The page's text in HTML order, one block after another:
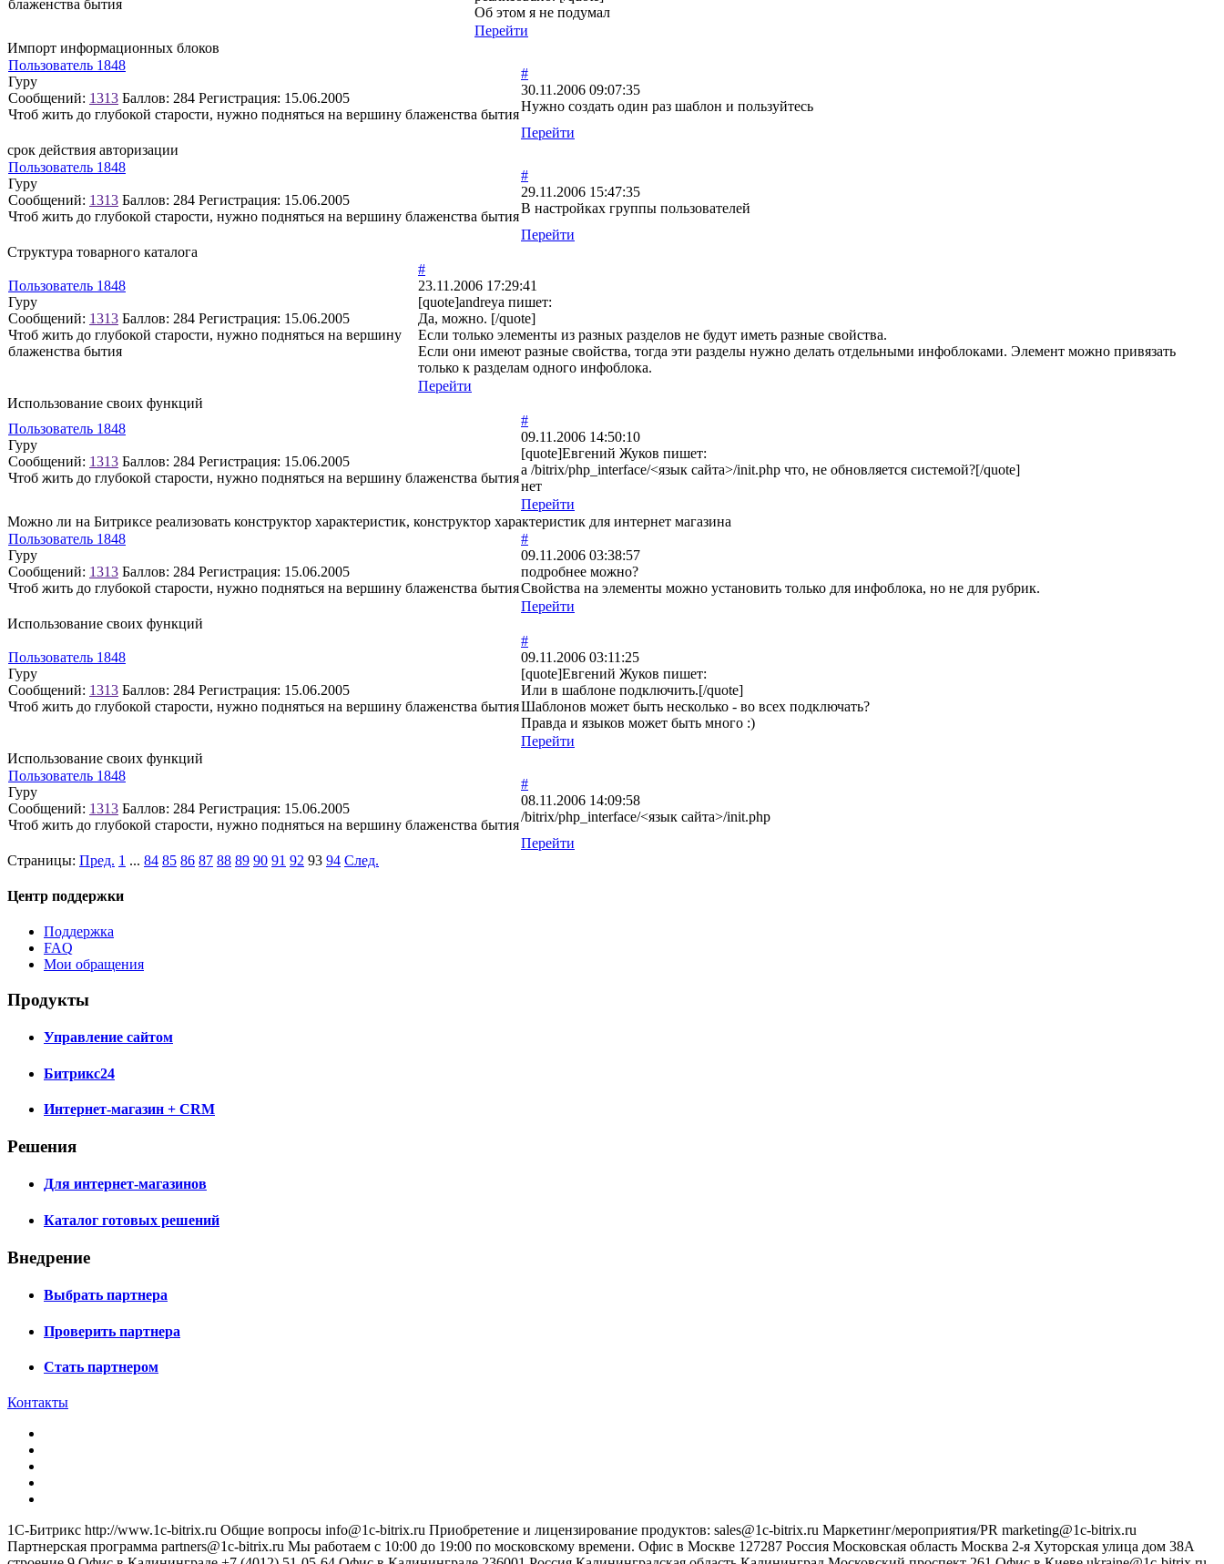
блаженства бытия
Об этом я не подумал
Перейти
Импорт информационных блоков
Пользователь 1848
Гуру
Сообщений: 1313 Баллов: 284 Регистрация: 15.06.2005
Чтоб жить до глубокой старости, нужно подняться на вершину блаженства бытия
#
30.11.2006 09:07:35
Нужно создать один раз шаблон и пользуйтесь
Перейти
срок действия авторизации
Пользователь 1848
Гуру
Сообщений: 1313 Баллов: 284 Регистрация: 15.06.2005
Чтоб жить до глубокой старости, нужно подняться на вершину блаженства бытия
#
29.11.2006 15:47:35
В настройках группы пользователей
Перейти
Структура товарного каталога
Пользователь 1848
Гуру
Сообщений: 1313 Баллов: 284 Регистрация: 15.06.2005
Чтоб жить до глубокой старости, нужно подняться на вершину
блаженства бытия
#
23.11.2006 17:29:41
[quote]andreya пишет:
Да, можно. [/quote]
Если только элементы из разных разделов не будут иметь разные свойства.
Если они имеют разные свойства, тогда эти разделы нужно делать отдельными инфоблоками. Элемент можно привязать
только к разделам одного инфоблока.
Перейти
Использование своих функций
Пользователь 1848
Гуру
Сообщений: 1313 Баллов: 284 Регистрация: 15.06.2005
Чтоб жить до глубокой старости, нужно подняться на вершину блаженства бытия
#
09.11.2006 14:50:10
[quote]Евгений Жуков пишет:
а /bitrix/php_interface/<язык сайта>/init.php что, не обновляется системой?[/quote]
нет
Перейти
Можно ли на Битриксе реализовать конструктор характеристик, конструктор характеристик для интернет магазина
Пользователь 1848
Гуру
Сообщений: 1313 Баллов: 284 Регистрация: 15.06.2005
Чтоб жить до глубокой старости, нужно подняться на вершину блаженства бытия
#
09.11.2006 03:38:57
подробнее можно?
Свойства на элементы можно установить только для инфоблока, но не для рубрик.
Перейти
Использование своих функций
Пользователь 1848
Гуру
Сообщений: 1313 Баллов: 284 Регистрация: 15.06.2005
Чтоб жить до глубокой старости, нужно подняться на вершину блаженства бытия
#
09.11.2006 03:11:25
[quote]Евгений Жуков пишет:
Или в шаблоне подключить.[/quote]
Шаблонов может быть несколько - во всех подключать?
Правда и языков может быть много :)
Перейти
Использование своих функций
Пользователь 1848
Гуру
Сообщений: 1313 Баллов: 284 Регистрация: 15.06.2005
Чтоб жить до глубокой старости, нужно подняться на вершину блаженства бытия
#
08.11.2006 14:09:58
/bitrix/php_interface/<язык сайта>/init.php
Перейти
Страницы: Пред. 1 ... 84 85 86 87 88 89 90 91 92 93 94 След.
Центр поддержки
Поддержка
FAQ
Мои обращения
Продукты
Управление сайтом
Битрикс24
Интернет-магазин + CRM
Решения
Для интернет-магазинов
Каталог готовых решений
Внедрение
Выбрать партнера
Проверить партнера
Стать партнером
Контакты
1С-Битрикс http://www.1c-bitrix.ru Общие вопросы info@1c-bitrix.ru Приобретение и лицензирование продуктов: sales@1c-bitrix.ru Маркетинг/мероприятия/PR marketing@1c-bitrix.ru
Партнерская программа partners@1c-bitrix.ru Мы работаем с 10:00 до 19:00 по московскому времени. Офис в Москве 127287 Россия Московская область Москва 2-я Хуторская улица дом 38А